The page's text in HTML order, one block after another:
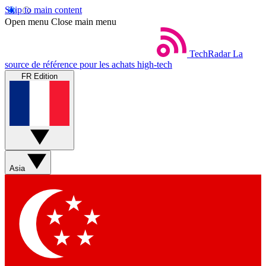
Skip to main content
Open menu Close main menu
TechRadar La
source de référence pour les achats high-tech
FR Edition
Asia